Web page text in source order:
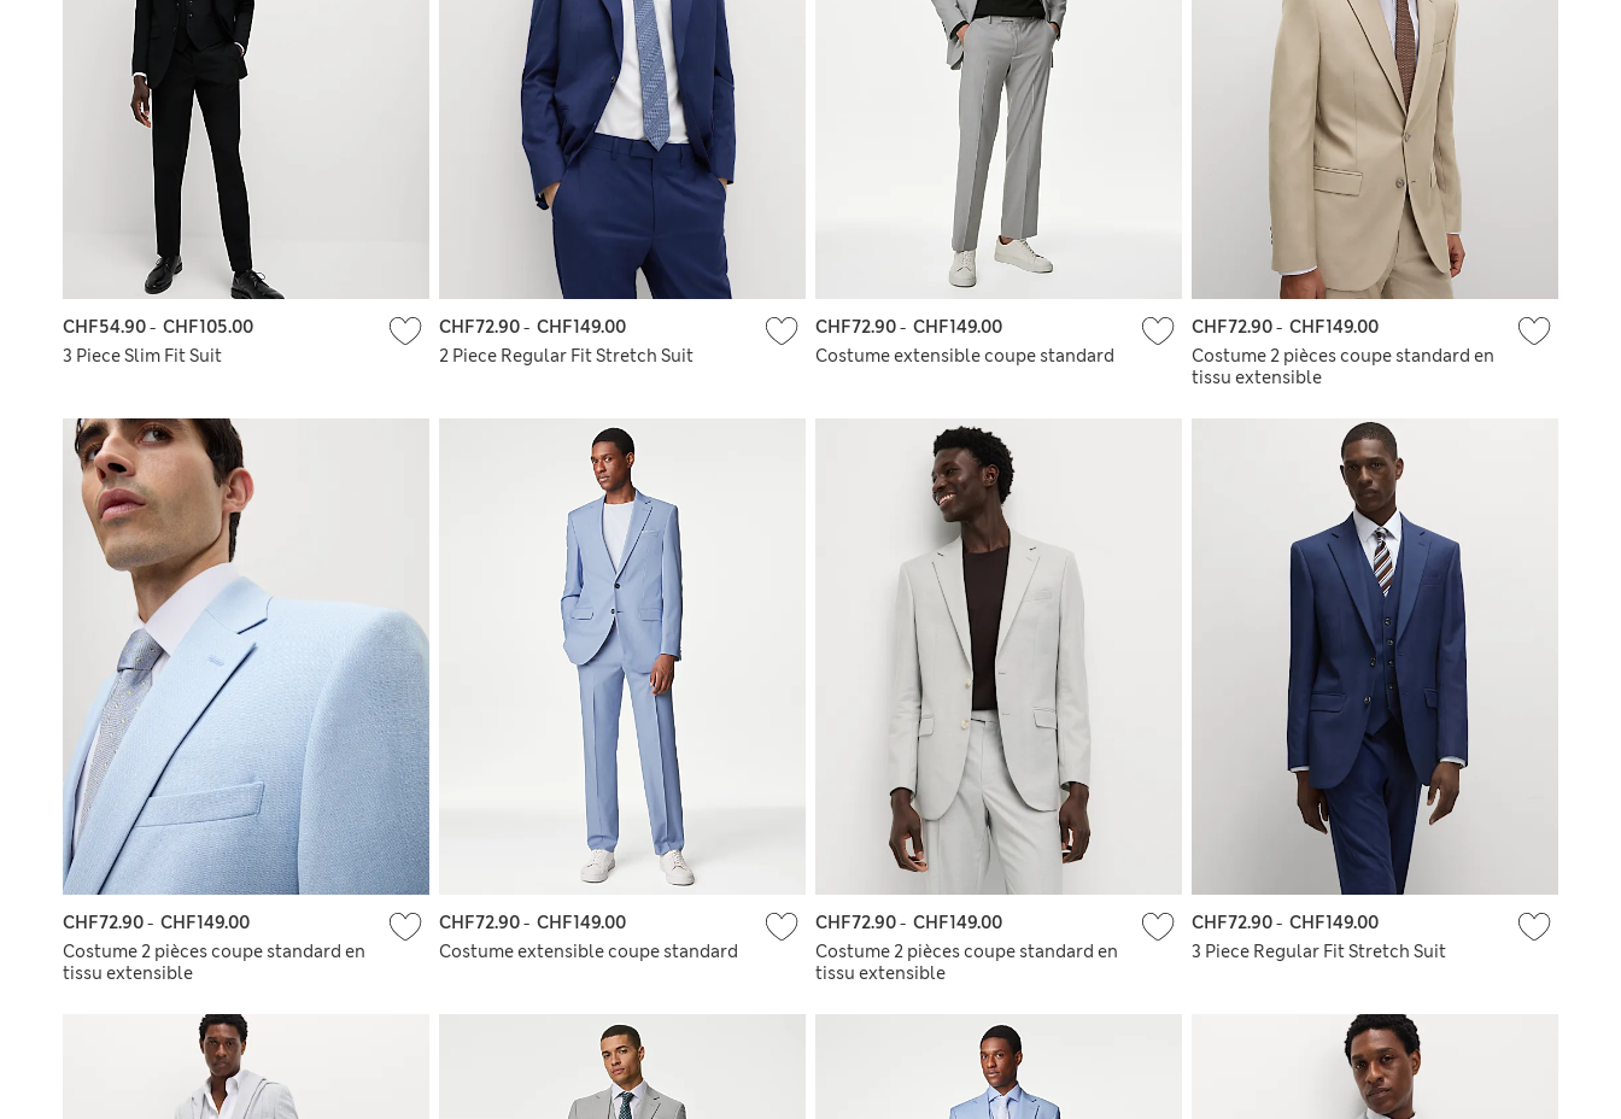
3 Piece Slim Fit Suit
CHF54.90- CHF105.00
2 Piece Regular Fit Stretch Suit
CHF72.90- CHF149.00
Costume extensible coupe standard
CHF72.90- CHF149.00
Costume 2 pièces coupe standard en
tissu extensible
CHF72.90- CHF149.00
Costume 2 pièces coupe standard en
tissu extensible
CHF72.90- CHF149.00
Costume extensible coupe standard
CHF72.90- CHF149.00
Costume 2 pièces coupe standard en
tissu extensible
CHF72.90- CHF149.00
3 Piece Regular Fit Stretch Suit
CHF72.90- CHF149.00